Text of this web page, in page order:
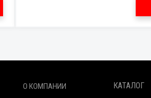
О КОМПАНИИ КАТАЛОГ